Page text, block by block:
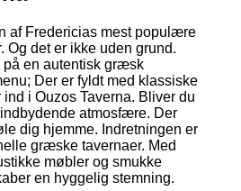
af Fredericias mest populære
Og det er ikke uden grund.
på en autentisk græsk
Der er fyldt med klassiske
i Ouzos Taverna. Bliver du
atmosfære. Der
dig hjemme. Indretningen er
græske tavernaer. Med
møbler og smukke
en hyggelig stemning.